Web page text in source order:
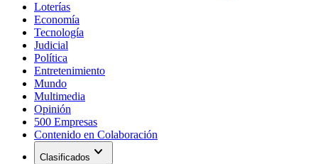
Loterías
Economía
Tecnología
Judicial
Política
Entretenimiento
Mundo
Multimedia
Opinión
500 Empresas
Contenido en Colaboración
Clasificados expand_more